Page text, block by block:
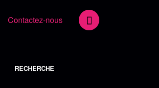
Contactez-nous
RECHERCHE